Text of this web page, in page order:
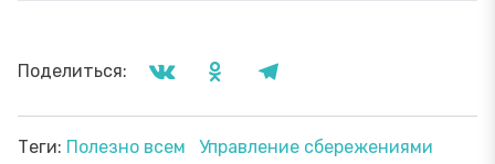
Поделиться:
Теги: Полезно всем Управление сбережениями